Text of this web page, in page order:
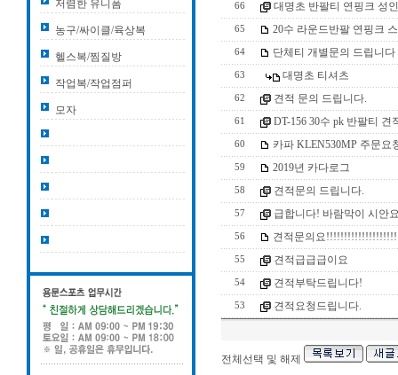
저렴한 유니폼
농구/싸이클/육상복
헬스복/찜질방
작업복/작업점퍼
모자
66 대명초 반팔티 연핑크 성
65 20수 라운드반팔 연핑크
64 단체티 개별문의 드립니다
63 대명초 티셔츠
62 견적 문의 드립니다.
61 DT-156 30수 pk 반팔티 견
60 카파 KLEN530MP 주문요
59 2019년 카다로그
58 견적문의 드립니다.
57 급합니다! 바람막이 시안
56 견적문의요
55 견적급급급이요
54 견적부탁드립니다!
53 견적요청드립니다.
전체선택 및 해제